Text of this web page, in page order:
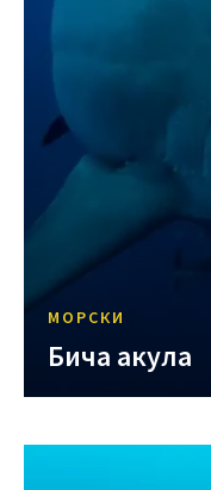
МОРСКИ
Бича акула